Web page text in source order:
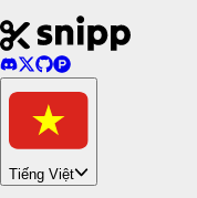
Tiếng Việt